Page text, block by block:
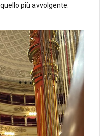
più avvolgente.